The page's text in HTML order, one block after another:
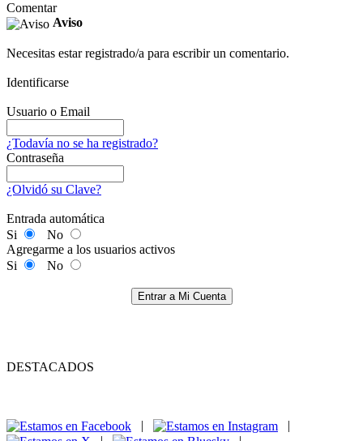
Comentar
Aviso
Necesitas estar registrado/a para escribir un comentario.
Identificarse
Usuario o Email
¿Todavía no se ha registrado?
Contraseña
¿Olvidó su Clave?
Entrada automática
Si
No
Agregarme a los usuarios activos
Si
No
Entrar a Mi Cuenta
DESTACADOS
|
|